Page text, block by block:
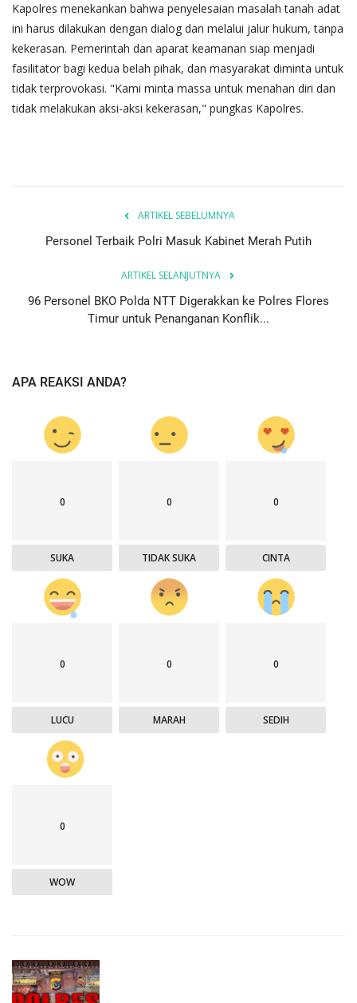
Kapolres menekankan bahwa penyelesaian masalah tanah adat
ini harus dilakukan dengan dialog dan melalui jalur hukum, tanpa
kekerasan. Pemerintah dan aparat keamanan siap menjadi
fasilitator bagi kedua belah pihak, dan masyarakat diminta untuk
tidak terprovokasi. "Kami minta massa untuk menahan diri dan
tidak melakukan aksi-aksi kekerasan," pungkas Kapolres.
ARTIKEL SEBELUMNYA
Personel Terbaik Polri Masuk Kabinet Merah Putih
ARTIKEL SELANJUTNYA
96 Personel BKO Polda NTT Digerakkan ke Polres Flores
Timur untuk Penanganan Konflik...
APA REAKSI ANDA?
0
SUKA
0
TIDAK SUKA
0
CINTA
0
LUCU
0
MARAH
0
SEDIH
0
WOW